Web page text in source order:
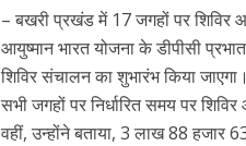
– बखरी प्रखंड में 17 जगहों पर शिविर
आयुष्मान भारत योजना के डीपीसी
शिविर संचालन का शुभारंभ किया
सभी जगहों पर निर्धारित समय पर
वहीं, उन्होंने बताया, 3 लाख 88 हजार